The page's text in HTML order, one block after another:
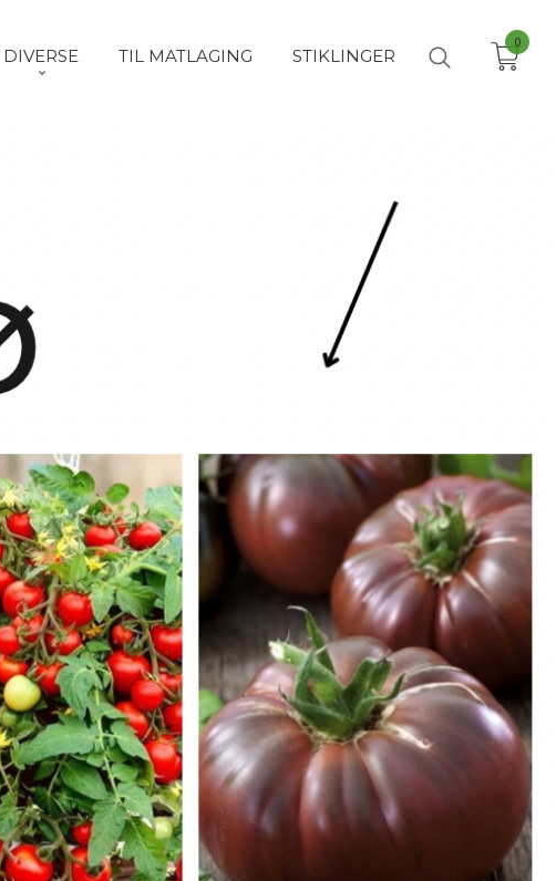
DIVERSE TIL MATLAGING STIKLINGER
0